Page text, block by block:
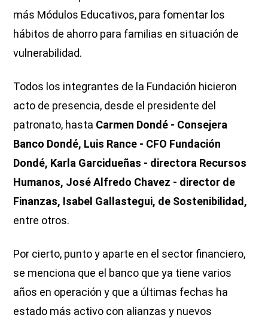
más Módulos Educativos, para fomentar los
hábitos de ahorro para familias en situación de
vulnerabilidad.
Todos los integrantes de la Fundación hicieron
acto de presencia, desde el presidente del
patronato, hasta Carmen Dondé - Consejera
Banco Dondé, Luis Rance - CFO Fundación
Dondé, Karla Garcidueñas - directora Recursos
Humanos, José Alfredo Chavez - director de
Finanzas, Isabel Gallastegui, de Sostenibilidad,
entre otros.
Por cierto, punto y aparte en el sector financiero,
se menciona que el banco que ya tiene varios
años en operación y que a últimas fechas ha
estado más activo con alianzas y nuevos